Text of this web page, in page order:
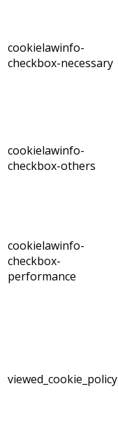
cookielawinfo-
checkbox-necessary
cookielawinfo-
checkbox-others
cookielawinfo-
checkbox-
performance
viewed_cookie_policy